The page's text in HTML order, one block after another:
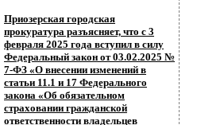
Приозерская городская
прокуратура разъясняет, что с 3
февраля 2025 года вступил в силу
Федеральный закон от 03.02.2025 №
7-ФЗ «О внесении изменений в
статьи 11.1 и 17 Федерального
закона «Об обязательном
страховании гражданской
ответственности владельцев